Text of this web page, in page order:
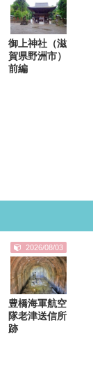
御上神社（滋
賀県野洲市）
前編
2026/08/03
豊橋海軍航空
隊老津送信所
跡